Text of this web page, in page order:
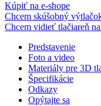
Kúpiť na e-shope
Chcem skúšobný
Chcem vidieť tlačiareň
Predstavenie
Foto a video
Materiály pre 3D
Špecifikácie
Odkazy
Opýtajte sa